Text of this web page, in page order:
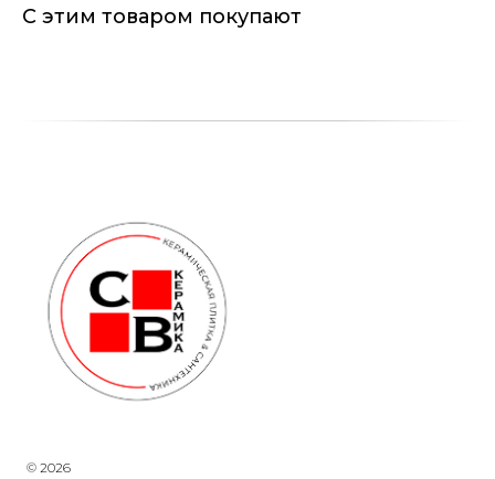
С этим товаром покупают
© 2026